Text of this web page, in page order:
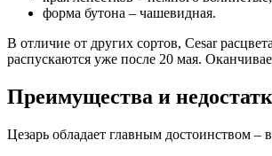
форма бутона – чашевидная.
В отличие от других сортов, Cesar
распускаются уже после 20 мая.
Преимущества и
Цезарь обладает главным достоинством